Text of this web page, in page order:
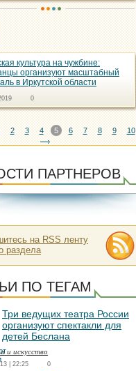
культура на чужбине:
организуют масштабный
в Иркутской области
0
2 3 4 5 6 7 8 9 10
ПАРТНЕРОВ
на RSS ленту
раздела
ПО ТЕГАМ
Три ведущих театра России
организуют спектакли для
детей Беслана
и искусство
| 22:25 0